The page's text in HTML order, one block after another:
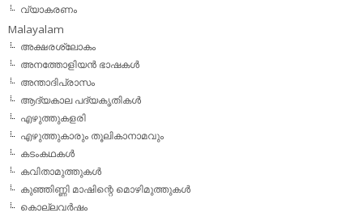
വ്യാകരണം
Malayalam
അക്ഷരശ്ലോകം
അനത്തോളിയന്‍ ഭാഷകള്‍
അന്താദിപ്രാസം
ആദ്യകാല പദ്യകൃതികള്‍
എഴുത്തുകളരി
എഴുത്തുകാരും തൂലികാനാമവും
കടംകഥകള്‍
കവിതാമുത്തുകള്‍
കുഞ്ഞിണ്ണി മാഷിന്റെ മൊഴിമുത്തുകള്‍
കൊല്ലവര്‍ഷം